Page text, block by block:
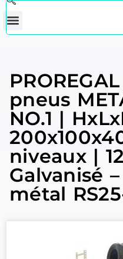
pneus
NO.1 |
niveaux |
Galvanisé
métal